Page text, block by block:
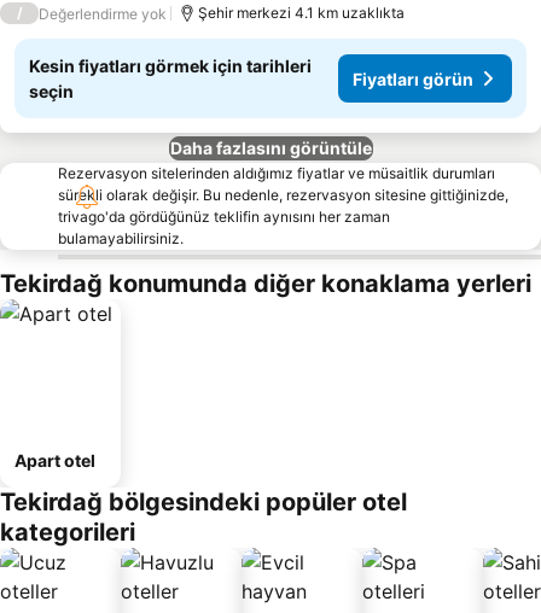
/ Değerlendirme yok Şehir merkezi 4.1 km uzaklıkta
Kesin fiyatları görmek için tarihleri
seçin
Fiyatları görün
Daha fazlasını görüntüle
Rezervasyon sitelerinden aldığımız fiyatlar ve müsaitlik durumları
sürekli olarak değişir. Bu nedenle, rezervasyon sitesine gittiğinizde,
trivago'da gördüğünüz teklifin aynısını her zaman
bulamayabilirsiniz.
Tekirdağ konumunda diğer konaklama yerleri
Apart otel
Tekirdağ bölgesindeki popüler otel
kategorileri